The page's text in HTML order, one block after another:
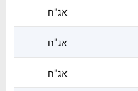
אג"ח
אג"ח
אג"ח